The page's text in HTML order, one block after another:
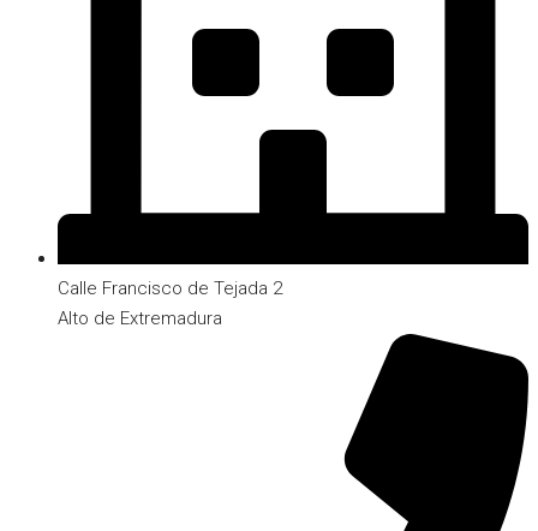
Calle Francisco de Tejada 2
Alto de Extremadura